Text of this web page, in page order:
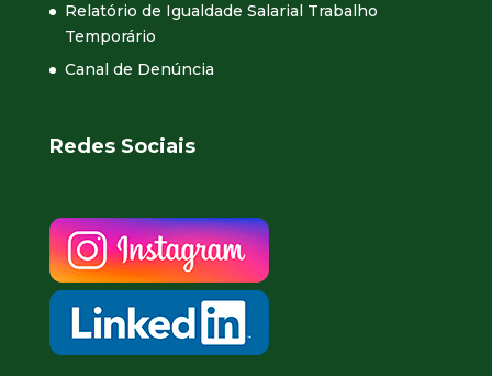
Relatório de Igualdade Salarial Trabalho
Temporário
Canal de Denúncia
Redes Sociais